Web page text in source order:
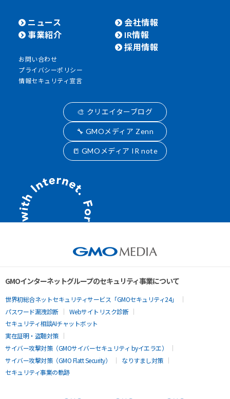
ニュース
事業紹介
会社情報
IR情報
採用情報
お問い合わせ
プライバシーポリシー
情報セキュリティ宣言
🎨 クリエイターブログ
🔧 GMOメディア Zenn
📒 GMOメディア IR note
GMOインターネットグループのセキュリティ事業について
世界初総合ネットセキュリティサービス「GMOセキュリティ24」
パスワード漏洩診断
Webサイトリスク診断
セキュリティ相談AIチャットボット
実在証明・盗聴対策
サイバー攻撃対策（GMOサイバーセキュリティ byイエラエ）
サイバー攻撃対策（GMO Flatt Security）
なりすまし対策
セキュリティ事業の軌跡